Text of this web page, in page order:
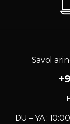
DU – YA :